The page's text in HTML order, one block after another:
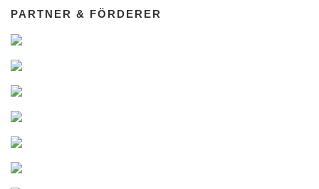
PARTNER & FÖRDERER